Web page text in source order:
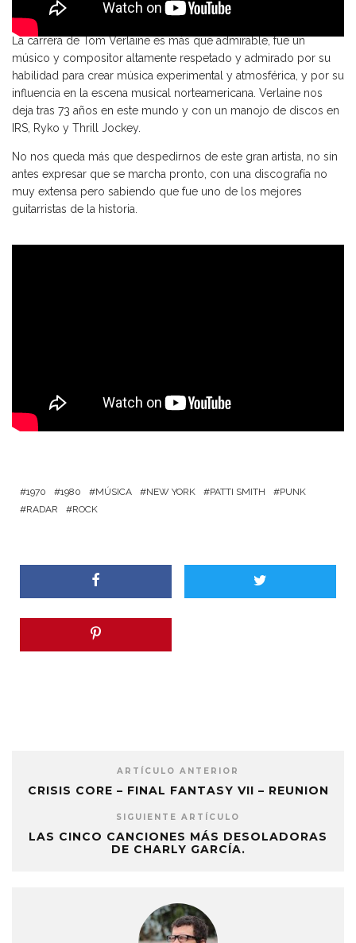
La carrera de Tom Verlaine es más que admirable, fue un
músico y compositor altamente respetado y admirado por su
habilidad para crear música experimental y atmosférica, y por su
influencia en la escena musical norteamericana. Verlaine nos
deja tras 73 años en este mundo y con un manojo de discos en
IRS, Ryko y Thrill Jockey.
No nos queda más que despedirnos de este gran artista, no sin
antes expresar que se marcha pronto, con una discografía no
muy extensa pero sabiendo que fue uno de los mejores
guitarristas de la historia.
1970 1980 MÚSICA NEW YORK PATTI SMITH
PUNK
RADAR
ROCK
ARTÍCULO ANTERIOR
CRISIS CORE – FINAL FANTASY VII – REUNION
SIGUIENTE ARTÍCULO
LAS CINCO CANCIONES MÁS DESOLADORAS
DE CHARLY GARCÍA.